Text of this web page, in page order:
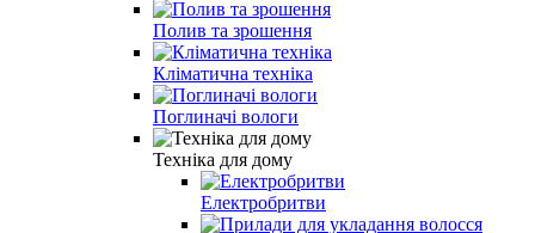
Полив та зрошення
Кліматична техніка
Поглиначі вологи
Техніка для дому
Електробритви